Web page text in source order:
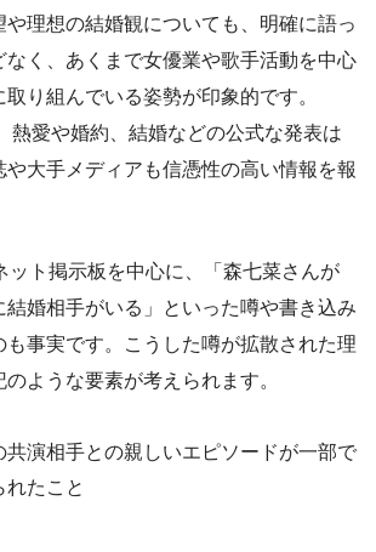
や理想の結婚観についても、明確に語っ
なく、あくまで女優業や歌手活動を中心
り組んでいる姿勢が印象的です。
熱愛や婚約、結婚などの公式な発表は
大手メディアも信憑性の高い情報を報
ット掲示板を中心に、「森七菜さんが
結婚相手がいる」といった噂や書き込み
も事実です。こうした噂が拡散された理
ような要素が考えられます。
共演相手との親しいエピソードが一部で
れたこと